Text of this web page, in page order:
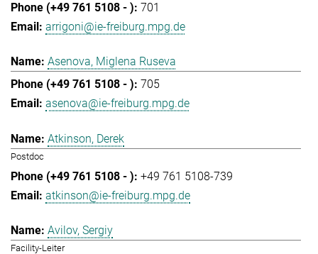
701
arrigoni@ie-freiburg.mpg.de
Asenova, Miglena Ruseva
705
asenova@ie-freiburg.mpg.de
Atkinson, Derek
Postdoc
+49 761 5108-739
atkinson@ie-freiburg.mpg.de
Avilov, Sergiy
Facility-Leiter